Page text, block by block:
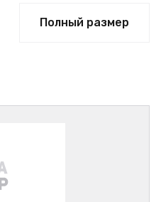
Полный размер